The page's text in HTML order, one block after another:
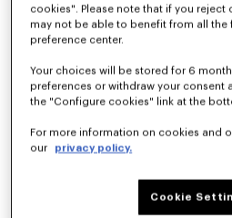
¥ 58,300
cookies". Please note that if you reject
may not be able to benefit from all
preference center.
Your choices will be stored for 6
preferences or withdraw your consent
the "Configure cookies" link at the
For more information on cookies and
our
privacy policy.
Cookie